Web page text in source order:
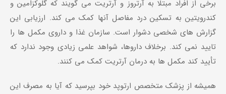
برخی از افراد مبتلا به آرتروز و آرتریت می گویند که گلوکزامین و
کندرویتین به تسکین درد مفاصل آنها کمک می کند. ارزیابی این
گزارش های شخصی دشوار است. سازمان غذا و داروی مکمل ها را
تایید نمی کند. برخلاف داروها، شواهد علمی زیادی وجود ندارد که
تأیید کند مکمل ها به درمان آرتریت کمک می کنند.
همیشه از پزشک متخصص ارتوپد خود بپرسید که آیا به مصرف این